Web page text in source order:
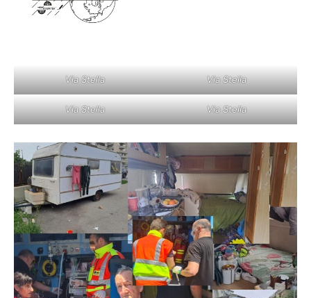
Via Stella Via Stella
Via Stella Via Stella